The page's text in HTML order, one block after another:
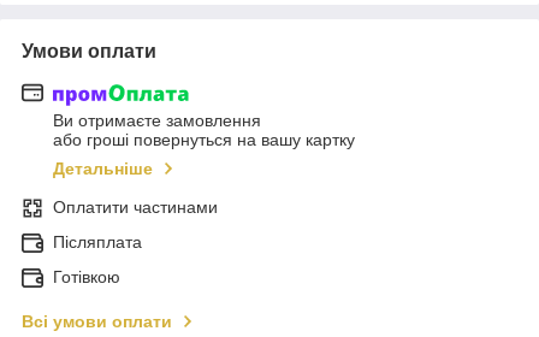
Умови оплати
Ви отримаєте замовлення
або гроші повернуться на вашу картку
Детальніше
Оплатити частинами
Післяплата
Готівкою
Всі умови оплати